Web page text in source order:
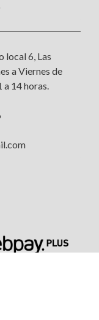
local 6, Las
a Viernes de
a 14 horas.